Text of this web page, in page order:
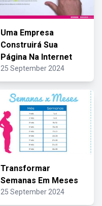
Uma Empresa
Construirá Sua
Página Na Internet
25 September 2024
Transformar
Semanas Em Meses
25 September 2024